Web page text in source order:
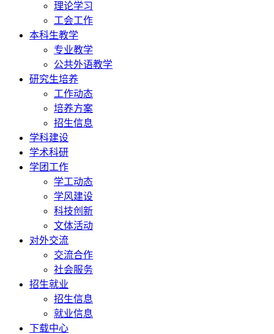
理论学习
工会工作
本科生教学
专业教学
公共外语教学
研究生培养
工作动态
培养方案
招生信息
学科建设
学术科研
学团工作
学工动态
学风建设
科技创新
文体活动
对外交流
交流合作
社会服务
招生就业
招生信息
就业信息
下载中心